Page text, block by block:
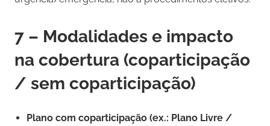
7 – Modalidades e impacto
na cobertura (coparticipação
/ sem coparticipação)
Plano com coparticipação (ex.: Plano Livre /